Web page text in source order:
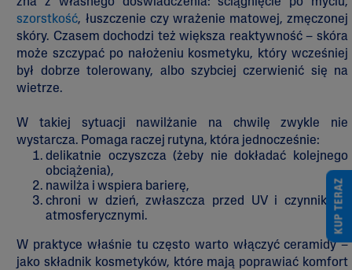
szorstkość, łuszczenie czy wrażenie matowej, zmęczonej
skóry. Czasem dochodzi też większa reaktywność – skóra
może szczypać po nałożeniu kosmetyku, który wcześniej
był dobrze tolerowany, albo szybciej czerwienić się na
wietrze.
W takiej sytuacji nawilżanie na chwilę zwykle nie
wystarcza. Pomaga raczej rutyna, która jednocześnie:
delikatnie oczyszcza (żeby nie dokładać kolejnego
obciążenia),
nawilża i wspiera barierę,
chroni w dzień, zwłaszcza przed UV i czynnikami
atmosferycznymi.
W praktyce właśnie tu często warto włączyć ceramidy –
jako składnik kosmetyków, które mają poprawiać komfort
KUP TERAZ